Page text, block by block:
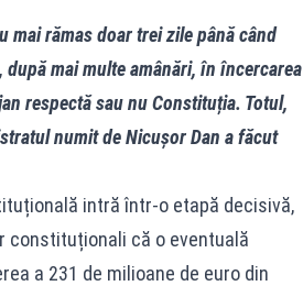
mai rămas doar trei zile până când
mai multe amânări, în încercarea
respectă sau nu Constituția. Totul,
numit de Nicușor Dan a făcut
intră într-o etapă decisivă,
constituționali că o eventuală
a 231 de milioane de euro din